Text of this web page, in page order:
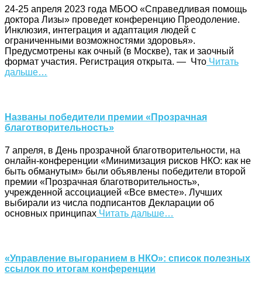
24-25 апреля 2023 года МБОО «Справедливая помощь
доктора Лизы» проведет конференцию Преодоление.
Инклюзия, интеграция и адаптация людей с
ограниченными возможностями здоровья».
Предусмотрены как очный (в Москве), так и заочный
формат участия. Регистрация открыта. — Что Читать
дальше…
Названы победители премии «Прозрачная
благотворительность»
7 апреля, в День прозрачной благотворительности, на
онлайн-конференции «Минимизация рисков НКО: как не
быть обманутым» были объявлены победители второй
премии «Прозрачная благотворительность»,
учрежденной ассоциацией «Все вместе». Лучших
выбирали из числа подписантов Декларации об
основных принципах Читать дальше…
«Управление выгоранием в НКО»: список полезных
ссылок по итогам конференции